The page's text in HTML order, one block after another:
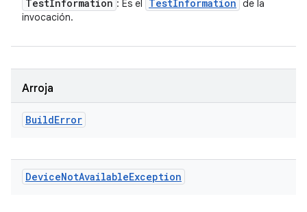
TestInformation : Es el TestInformation de la
invocación.
Arroja
BuildError
DeviceNotAvailableException